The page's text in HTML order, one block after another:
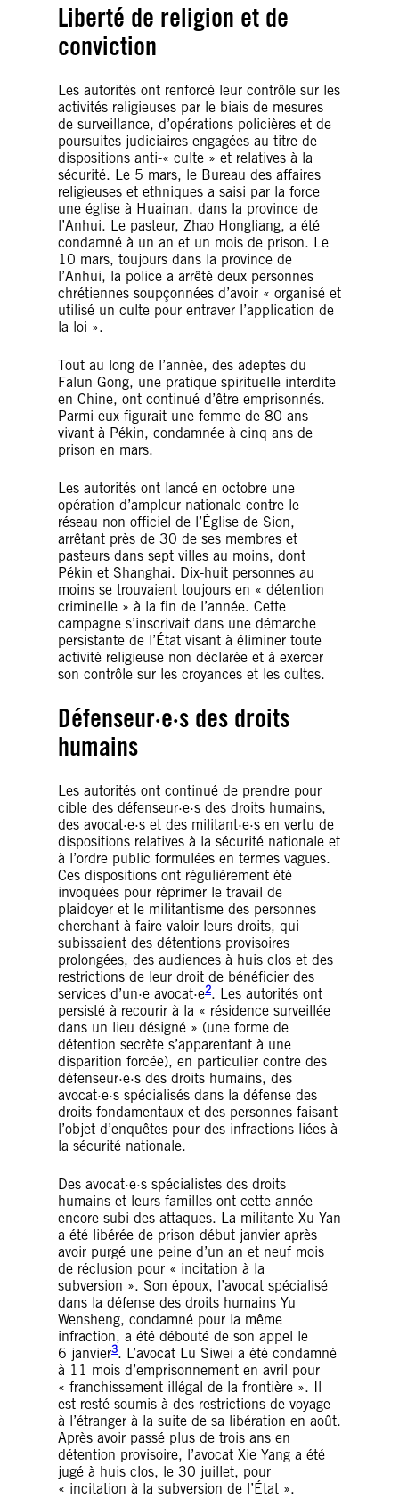
Liberté de religion et de
conviction
Les autorités ont renforcé leur contrôle sur les
activités religieuses par le biais de mesures
de surveillance, d’opérations policières et de
poursuites judiciaires engagées au titre de
dispositions anti-« culte » et relatives à la
sécurité. Le 5 mars, le Bureau des affaires
religieuses et ethniques a saisi par la force
une église à Huainan, dans la province de
l’Anhui. Le pasteur, Zhao Hongliang, a été
condamné à un an et un mois de prison. Le
10 mars, toujours dans la province de
l’Anhui, la police a arrêté deux personnes
chrétiennes soupçonnées d’avoir « organisé et
utilisé un culte pour entraver l’application de
la loi ».
Tout au long de l’année, des adeptes du
Falun Gong, une pratique spirituelle interdite
en Chine, ont continué d’être emprisonnés.
Parmi eux figurait une femme de 80 ans
vivant à Pékin, condamnée à cinq ans de
prison en mars.
Les autorités ont lancé en octobre une
opération d’ampleur nationale contre le
réseau non officiel de l’Église de Sion,
arrêtant près de 30 de ses membres et
pasteurs dans sept villes au moins, dont
Pékin et Shanghai. Dix-huit personnes au
moins se trouvaient toujours en « détention
criminelle » à la fin de l’année. Cette
campagne s’inscrivait dans une démarche
persistante de l’État visant à éliminer toute
activité religieuse non déclarée et à exercer
son contrôle sur les croyances et les cultes.
Défenseur·e·s des droits
humains
Les autorités ont continué de prendre pour
cible des défenseur·e·s des droits humains,
des avocat·e·s et des militant·e·s en vertu de
dispositions relatives à la sécurité nationale et
à l’ordre public formulées en termes vagues.
Ces dispositions ont régulièrement été
invoquées pour réprimer le travail de
plaidoyer et le militantisme des personnes
cherchant à faire valoir leurs droits, qui
subissaient des détentions provisoires
prolongées, des audiences à huis clos et des
restrictions de leur droit de bénéficier des
services d’un·e avocat·e2. Les autorités ont
persisté à recourir à la « résidence surveillée
dans un lieu désigné » (une forme de
détention secrète s’apparentant à une
disparition forcée), en particulier contre des
défenseur·e·s des droits humains, des
avocat·e·s spécialisés dans la défense des
droits fondamentaux et des personnes faisant
l’objet d’enquêtes pour des infractions liées à
la sécurité nationale.
Des avocat·e·s spécialistes des droits
humains et leurs familles ont cette année
encore subi des attaques. La militante Xu Yan
a été libérée de prison début janvier après
avoir purgé une peine d’un an et neuf mois
de réclusion pour « incitation à la
subversion ». Son époux, l’avocat spécialisé
dans la défense des droits humains Yu
Wensheng, condamné pour la même
infraction, a été débouté de son appel le
6 janvier3. L’avocat Lu Siwei a été condamné
à 11 mois d’emprisonnement en avril pour
« franchissement illégal de la frontière ». Il
est resté soumis à des restrictions de voyage
à l’étranger à la suite de sa libération en août.
Après avoir passé plus de trois ans en
détention provisoire, l’avocat Xie Yang a été
jugé à huis clos, le 30 juillet, pour
« incitation à la subversion de l’État ».